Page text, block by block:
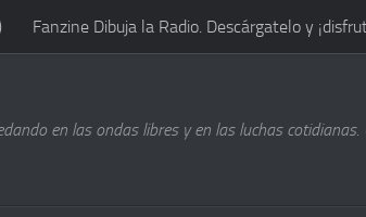
Fanzine Dibuja la Radio. Descárgatelo y
en las ondas libres y en las luchas